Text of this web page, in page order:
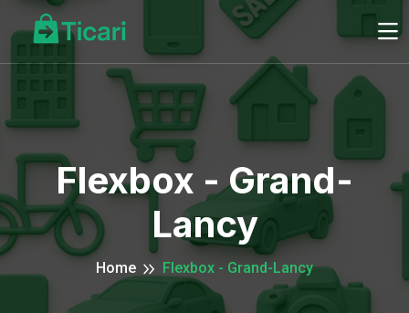
Flexbox - Grand-
Lancy
Home Flexbox - Grand-Lancy